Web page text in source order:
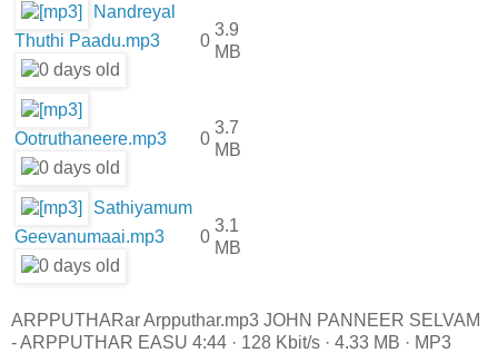
Nandreyal
Thuthi Paadu.mp3
0
3.9
MB
Ootruthaneere.mp3 0
3.7
MB
Sathiyamum
Geevanumaai.mp3
0
3.1
MB
ARPPUTHARar Arpputhar.mp3 JOHN PANNEER SELVAM
- ARPPUTHAR EASU 4:44 · 128 Kbit/s · 4.33 MB · MP3